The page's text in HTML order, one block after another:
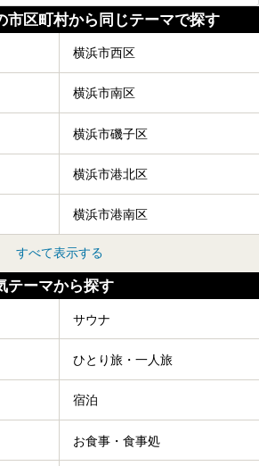
市区町村から同じテーマで探す
横浜市西区
横浜市南区
横浜市磯子区
横浜市港北区
横浜市港南区
すべて表示する
テーマから探す
サウナ
ひとり旅・一人旅
宿泊
お食事・食事処